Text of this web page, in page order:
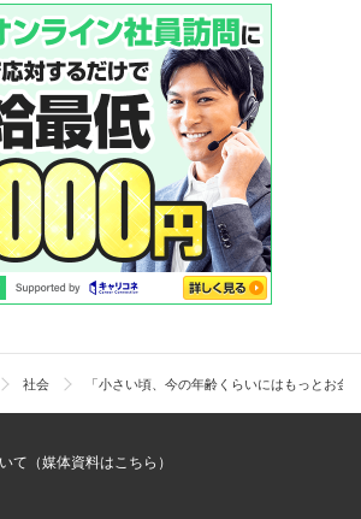
社会 「小さい頃、今の年齢くらいにはもっとお
て（媒体資料はこちら）